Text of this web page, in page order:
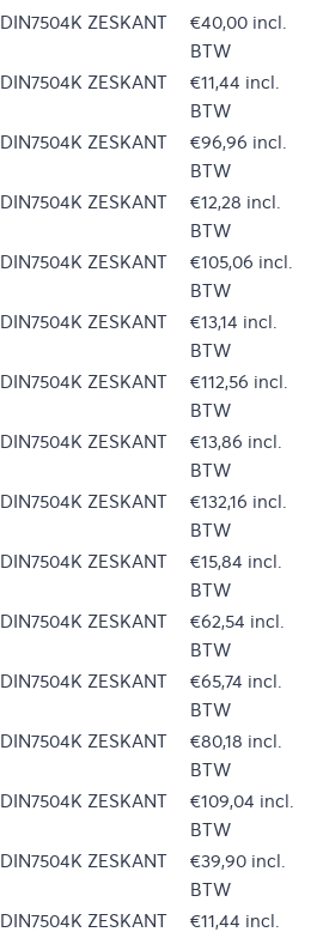
ZESKANT
€40,00 incl.
BTW
ZESKANT
€11,44 incl.
BTW
ZESKANT
€96,96 incl.
BTW
ZESKANT
€12,28 incl.
BTW
ZESKANT
€105,06 incl.
BTW
ZESKANT
€13,14 incl.
BTW
ZESKANT
€112,56 incl.
BTW
ZESKANT
€13,86 incl.
BTW
ZESKANT
€132,16 incl.
BTW
ZESKANT
€15,84 incl.
BTW
ZESKANT
€62,54 incl.
BTW
ZESKANT
€65,74 incl.
BTW
ZESKANT
€80,18 incl.
BTW
ZESKANT
€109,04 incl.
BTW
ZESKANT
€39,90 incl.
BTW
ZESKANT
€11,44 incl.